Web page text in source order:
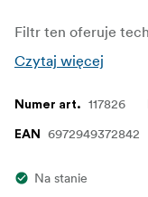
Czytaj więcej
Numer art. 117826
EAN 6972949372842
Na stanie